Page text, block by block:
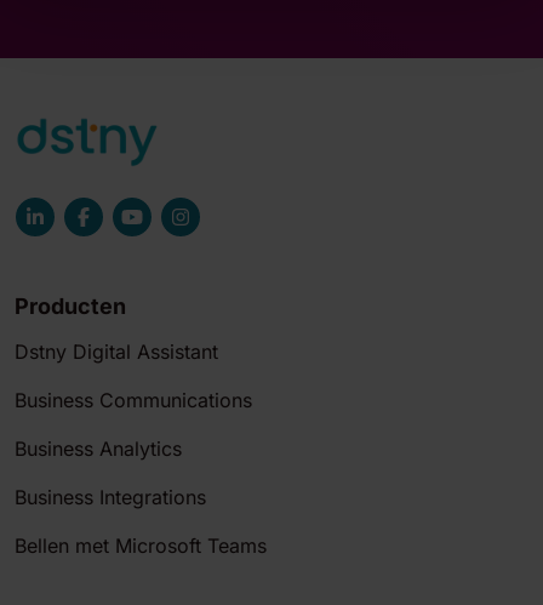
Producten
Dstny Digital Assistant
Business Communications
Business Analytics
Business Integrations
Bellen met Microsoft Teams